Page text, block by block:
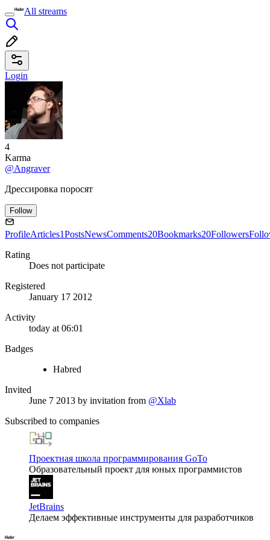
All streams
Login
4
Karma
@Angraver
Дрессировка поросят
Follow
ProfileArticles1PostsNewsComments20Bookmarks20Followers
Rating
Does not participate
Registered
January 17 2012
Activity
today at 06:01
Badges
Habred
Invited
June 7 2013 by invitation from @Xlab
Subscribed to companies
Проектная школа программирования GoTo
Образовательный проект для юных программистов
JetBrains
Делаем эффективные инструменты для разработчиков